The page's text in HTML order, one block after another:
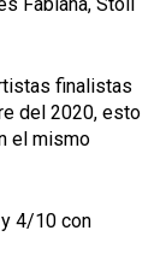
finalistas
del 2020, esto
el mismo
4/10 con